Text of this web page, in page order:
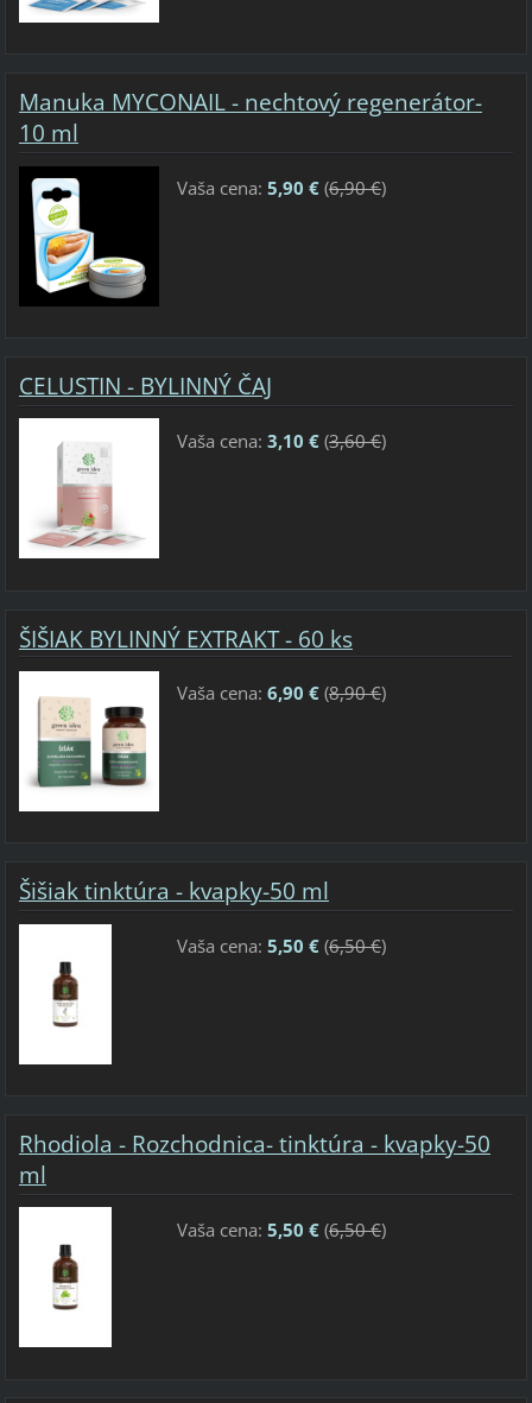
Manuka MYCONAIL - nechtový regenerátor-
10 ml
Vaša cena: 5,90 €(6,90 €)
CELUSTIN - BYLINNÝ ČAJ
Vaša cena: 3,10 €(3,60 €)
ŠIŠIAK BYLINNÝ EXTRAKT - 60 ks
Vaša cena: 6,90 €(8,90 €)
Šišiak tinktúra - kvapky-50 ml
Vaša cena: 5,50 €(6,50 €)
Rhodiola - Rozchodnica- tinktúra - kvapky-50
ml
Vaša cena: 5,50 €(6,50 €)